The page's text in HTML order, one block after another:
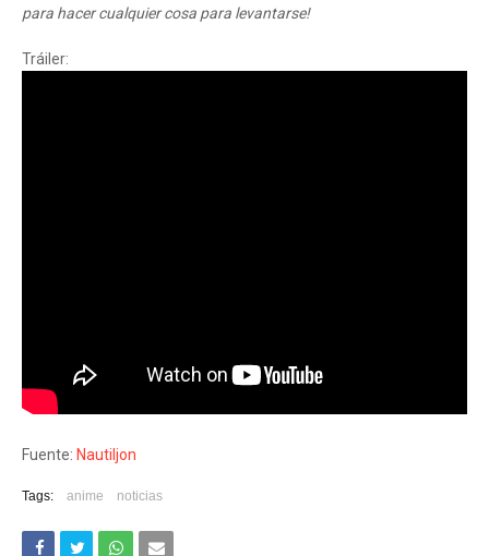
para hacer cualquier cosa para levantarse!
Tráiler:
Fuente: Nautiljon
Tags: anime noticias